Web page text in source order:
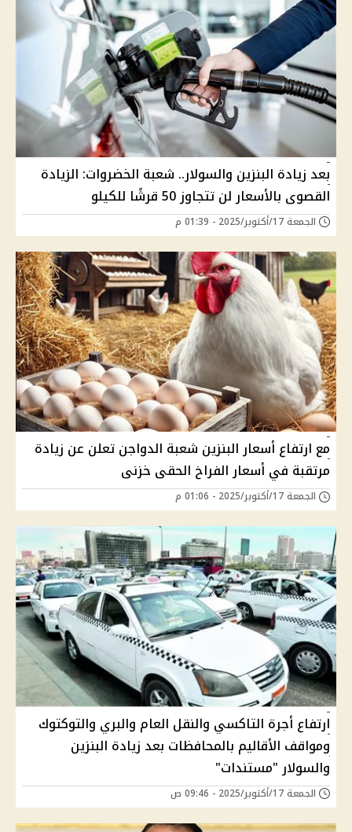
بعد زيادة البنزين والسولار.. شعبة الخضروات: الزيادة
القصوى بالأسعار لن تتجاوز 50 قرشًا للكيلو
الجمعة 17/أكتوبر/2025 - 01:39 م
مع ارتفاع أسعار البنزين شعبة الدواجن تعلن عن زيادة
مرتقبة في أسعار الفراخ الحقى خزنى
الجمعة 17/أكتوبر/2025 - 01:06 م
ارتفاع أجرة التاكسي والنقل العام والبري والتوكتوك
ومواقف الأقاليم بالمحافظات بعد زيادة البنزين
والسولار "مستندات"
الجمعة 17/أكتوبر/2025 - 09:46 ص